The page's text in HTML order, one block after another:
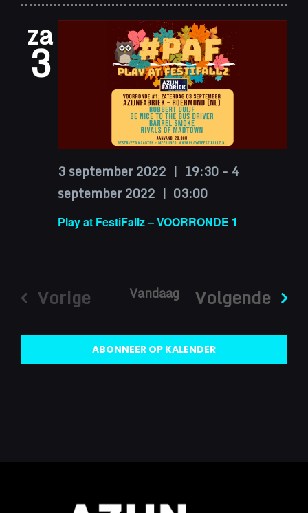
za
3
Play at FestiFallz – VOORRONDE 1
3 september 2022 | 19:30 - 4
september 2022 | 03:00
Vorige
Evenementen
Vandaag Volgende
ABONNEER OP KALENDER